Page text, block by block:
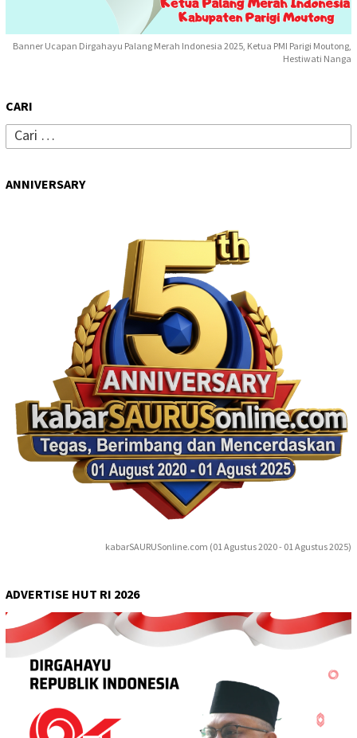
Banner Ucapan Dirgahayu Palang Merah Indonesia 2025, Ketua PMI Parigi Moutong,
Hestiwati Nanga
CARI
Cari
untuk:
ANNIVERSARY
kabarSAURUSonline.com (01 Agustus 2020 - 01 Agustus 2025)
ADVERTISE HUT RI 2026